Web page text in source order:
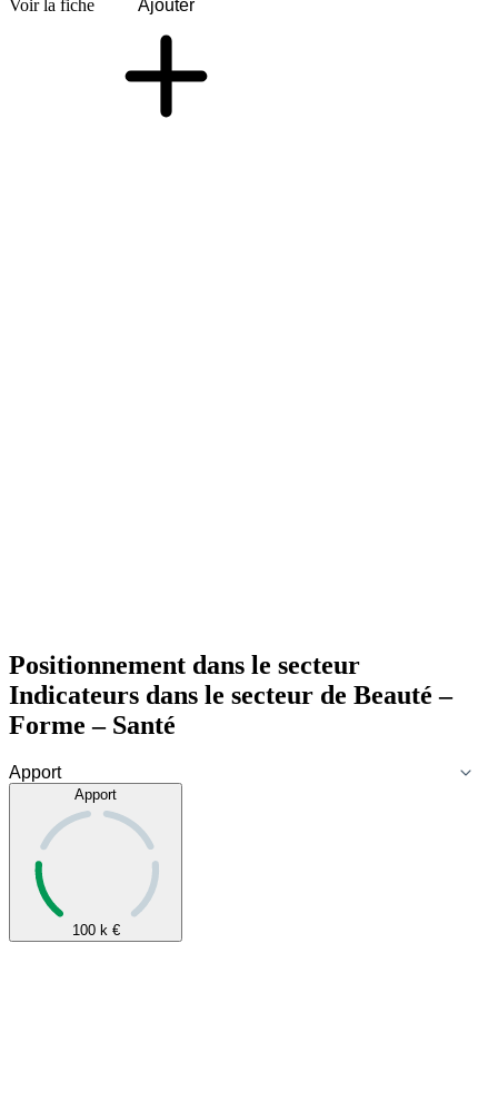
Voir la fiche Ajouter
Positionnement dans le secteur
Indicateurs dans le secteur de Beauté –
Forme – Santé
Apport
100 k €